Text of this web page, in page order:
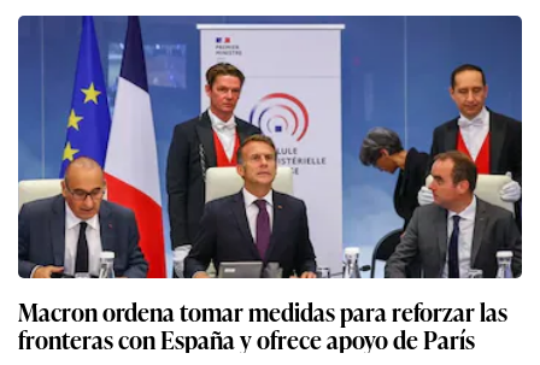
Macron ordena tomar medidas para reforzar las
fronteras con España y ofrece apoyo de París